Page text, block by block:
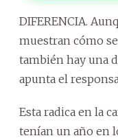
DIFERENCIA.
muestran cómo
también hay una
apunta el
Esta radica en la
tenían un año en